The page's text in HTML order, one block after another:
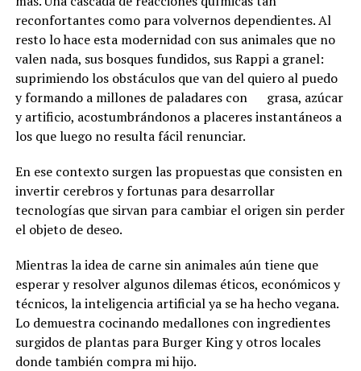
reconfortantes como para volvernos dependientes. Al
resto lo hace esta modernidad con sus animales que no
valen nada, sus bosques fundidos, sus Rappi a granel:
suprimiendo los obstáculos que van del quiero al puedo
y formando a millones de paladares con grasa, azúcar
y artificio, acostumbrándonos a placeres instantáneos a
los que luego no resulta fácil renunciar.
En ese contexto surgen las propuestas que consisten en
invertir cerebros y fortunas para desarrollar
tecnologías que sirvan para cambiar el origen sin perder
el objeto de deseo.
Mientras la idea de carne sin animales aún tiene que
esperar y resolver algunos dilemas éticos, económicos y
técnicos, la inteligencia artificial ya se ha hecho vegana.
Lo demuestra cocinando medallones con ingredientes
surgidos de plantas para Burger King y otros locales
donde también compra mi hijo.